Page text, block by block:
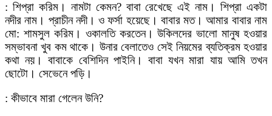
: শিপ্রা করিম। নামটা কেমন? বাবা রেখেছে এই নাম। শিপ্রা একটা
নদীর নাম। প্রাচীন নদী। ও ফর্সা হয়েছে। বাবার মত। আমার বাবার নাম
মো: শামসুল করিম। ওকালতি করতেন। উকিলদের ভালো মানুষ হওয়ার
সম্ভাবনা খুব কম থাকে। উনার বেলাতেও সেই নিয়মের ব্যতিক্রম হওয়ার
কথা নয়। বাবাকে বেশিদিন পাইনি। বাবা যখন মারা যায় আমি তখন
ছোটো। সেভেনে পড়ি।
: কীভাবে মারা গেলেন উনি?